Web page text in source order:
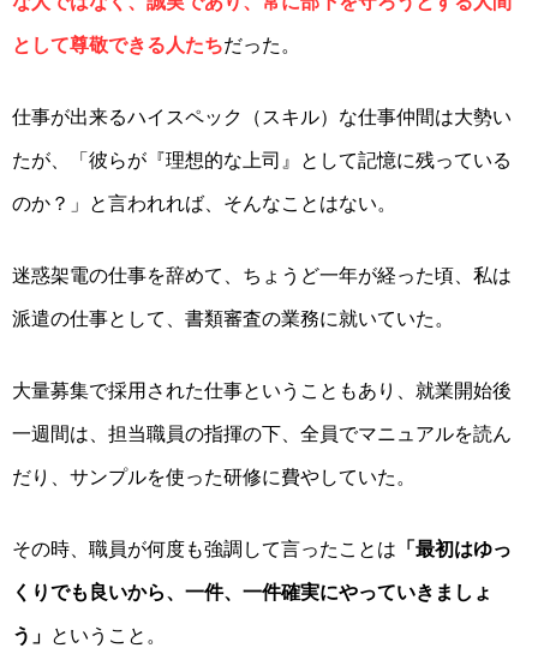
として尊敬できる人たちだった。
仕事が出来るハイスペック（スキル）な仕事仲間は大勢い
たが、「彼らが『理想的な上司』として記憶に残っている
のか？」と言われれば、そんなことはない。
迷惑架電の仕事を辞めて、ちょうど一年が経った頃、私は
派遣の仕事として、書類審査の業務に就いていた。
大量募集で採用された仕事ということもあり、就業開始後
一週間は、担当職員の指揮の下、全員でマニュアルを読ん
だり、サンプルを使った研修に費やしていた。
その時、職員が何度も強調して言ったことは 「最初はゆっ
くりでも良いから、一件、一件確実にやっていきましょ
う」 ということ。